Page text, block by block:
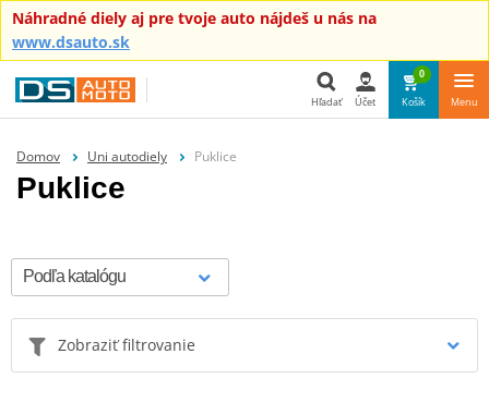
Náhradné diely aj pre tvoje auto nájdeš u nás na
www.dsauto.sk
Hľadať Účet
0
Košík Menu
Domov Uni autodiely Puklice
Puklice
Zobraziť filtrovanie